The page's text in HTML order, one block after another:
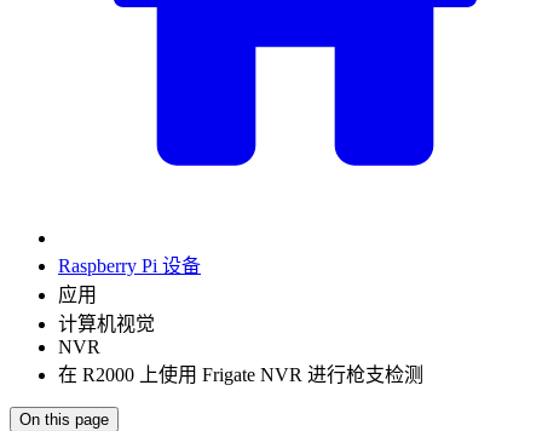
Raspberry Pi 设备
应用
计算机视觉
NVR
在 R2000 上使用 Frigate NVR 进行枪支检测
On this page